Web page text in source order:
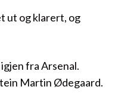
ut og klarert, og
fra Arsenal.
Martin Ødegaard.